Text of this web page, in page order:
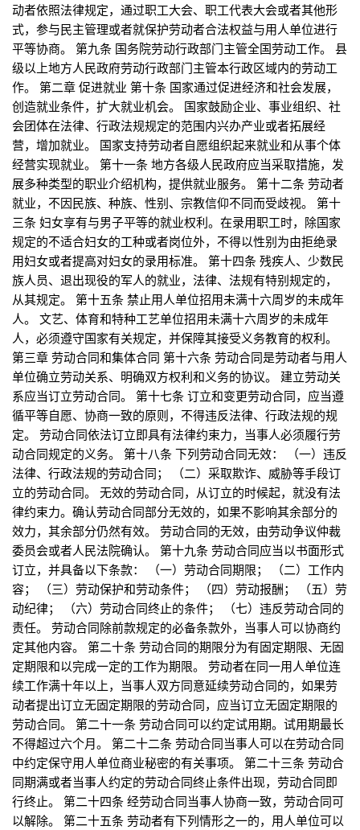
动者依照法律规定，通过职工大会、职工代表大会或者其他形
式，参与民主管理或者就保护劳动者合法权益与用人单位进行
平等协商。 第九条 国务院劳动行政部门主管全国劳动工作。 县
级以上地方人民政府劳动行政部门主管本行政区域内的劳动工
作。 第二章 促进就业 第十条 国家通过促进经济和社会发展，
创造就业条件，扩大就业机会。 国家鼓励企业、事业组织、社
会团体在法律、行政法规规定的范围内兴办产业或者拓展经
营，增加就业。 国家支持劳动者自愿组织起来就业和从事个体
经营实现就业。 第十一条 地方各级人民政府应当采取措施，发
展多种类型的职业介绍机构，提供就业服务。 第十二条 劳动者
就业，不因民族、种族、性别、宗教信仰不同而受歧视。 第十
三条 妇女享有与男子平等的就业权利。在录用职工时，除国家
规定的不适合妇女的工种或者岗位外，不得以性别为由拒绝录
用妇女或者提高对妇女的录用标准。 第十四条 残疾人、少数民
族人员、退出现役的军人的就业，法律、法规有特别规定的，
从其规定。 第十五条 禁止用人单位招用未满十六周岁的未成年
人。 文艺、体育和特种工艺单位招用未满十六周岁的未成年
人，必须遵守国家有关规定，并保障其接受义务教育的权利。
第三章 劳动合同和集体合同 第十六条 劳动合同是劳动者与用人
单位确立劳动关系、明确双方权利和义务的协议。 建立劳动关
系应当订立劳动合同。 第十七条 订立和变更劳动合同，应当遵
循平等自愿、协商一致的原则，不得违反法律、行政法规的规
定。 劳动合同依法订立即具有法律约束力，当事人必须履行劳
动合同规定的义务。 第十八条 下列劳动合同无效： （一）违反
法律、行政法规的劳动合同； （二）采取欺诈、威胁等手段订
立的劳动合同。 无效的劳动合同，从订立的时候起，就没有法
律约束力。确认劳动合同部分无效的，如果不影响其余部分的
效力，其余部分仍然有效。 劳动合同的无效，由劳动争议仲裁
委员会或者人民法院确认。 第十九条 劳动合同应当以书面形式
订立，并具备以下条款： （一）劳动合同期限； （二）工作内
容； （三）劳动保护和劳动条件； （四）劳动报酬； （五）劳
动纪律； （六）劳动合同终止的条件； （七）违反劳动合同的
责任。 劳动合同除前款规定的必备条款外，当事人可以协商约
定其他内容。 第二十条 劳动合同的期限分为有固定期限、无固
定期限和以完成一定的工作为期限。 劳动者在同一用人单位连
续工作满十年以上，当事人双方同意延续劳动合同的，如果劳
动者提出订立无固定期限的劳动合同，应当订立无固定期限的
劳动合同。 第二十一条 劳动合同可以约定试用期。试用期最长
不得超过六个月。 第二十二条 劳动合同当事人可以在劳动合同
中约定保守用人单位商业秘密的有关事项。 第二十三条 劳动合
同期满或者当事人约定的劳动合同终止条件出现，劳动合同即
行终止。 第二十四条 经劳动合同当事人协商一致，劳动合同可
以解除。 第二十五条 劳动者有下列情形之一的，用人单位可以